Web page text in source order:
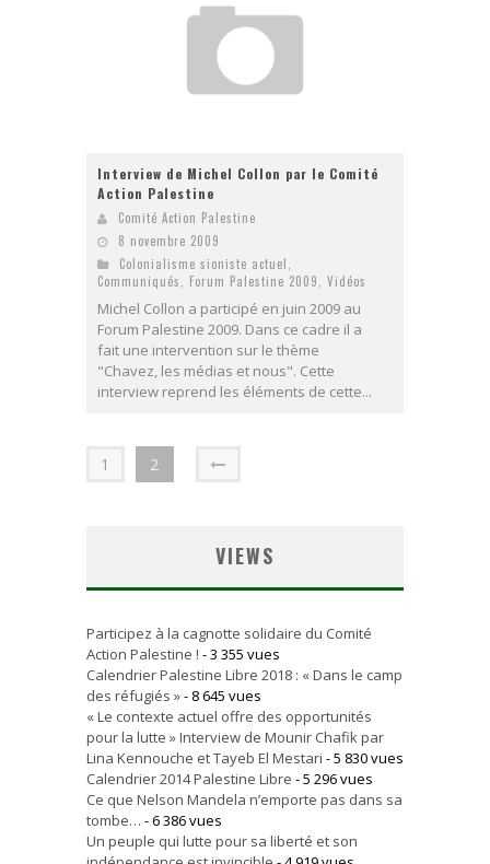
Interview de Michel Collon par le Comité
Action Palestine
Comité Action Palestine
8 novembre 2009
Colonialisme sioniste actuel,
Communiqués, Forum Palestine 2009, Vidéos
Michel Collon a participé en juin 2009 au
Forum Palestine 2009. Dans ce cadre il a
fait une intervention sur le thème
"Chavez, les médias et nous". Cette
interview reprend les éléments de cette...
1 2
VIEWS
Participez à la cagnotte solidaire du Comité
Action Palestine ! - 3 355 vues
Calendrier Palestine Libre 2018 : « Dans le camp
des réfugiés »- 8 645 vues
« Le contexte actuel offre des opportunités
pour la lutte » Interview de Mounir Chafik par
Lina Kennouche et Tayeb El Mestari - 5 830 vues
Calendrier 2014 Palestine Libre - 5 296 vues
Ce que Nelson Mandela n’emporte pas dans sa
tombe… - 6 386 vues
Un peuple qui lutte pour sa liberté et son